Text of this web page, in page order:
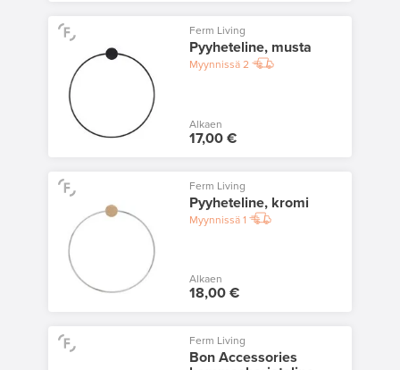
Ferm Living
Pyyheteline, musta
Myynnissä2
Alkaen
17,00 €
Ferm Living
Pyyheteline, kromi
Myynnissä1
Alkaen
18,00 €
Ferm Living
Bon Accessories